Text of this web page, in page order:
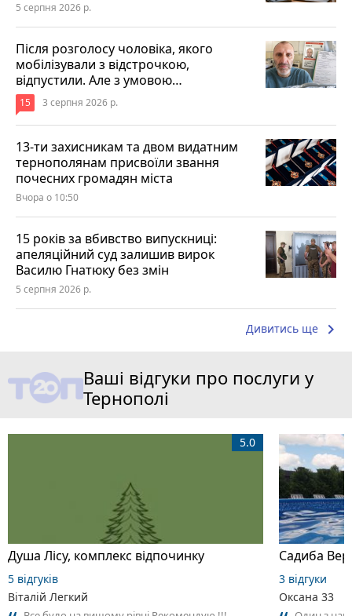
5 серпня 2026 р.
Після розголосу чоловіка, якого
мобілізували з відстрочкою,
відпустили. Але з умовою…
15 3 серпня 2026 р.
13-ти захисникам та двом видатним
тернополянам присвоїли звання
почесних громадян міста
Вчора о 10:50
15 років за вбивство випускниці:
апеляційний суд залишив вирок
Василю Гнатюку без змін
5 серпня 2026 р.
Дивитись ще keyboard_arrow_right
Ваші відгуки про послуги у
Тернополі
Душа Лісу, комплекс відпочинку
5.0
5 відгуків
Віталій Легкий
Садиба
3 відгуки
Оксана 33